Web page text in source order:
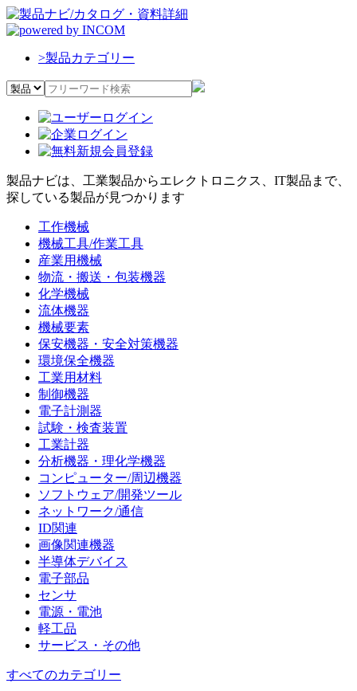
>製品カテゴリー
製品ナビは、工業製品からエレクトロニクス、IT製品まで、
探している製品が見つかります
工作機械
機械工具/作業工具
産業用機械
物流・搬送・包装機器
化学機械
流体機器
機械要素
保安機器・安全対策機器
環境保全機器
工業用材料
制御機器
電子計測器
試験・検査装置
工業計器
分析機器・理化学機器
コンピューター/周辺機器
ソフトウェア/開発ツール
ネットワーク/通信
ID関連
画像関連機器
半導体デバイス
電子部品
センサ
電源・電池
軽工品
サービス・その他
すべてのカテゴリー